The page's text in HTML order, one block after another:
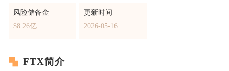
风险储备金
$8.26亿
更新时间
2026-05-16
FTX简介